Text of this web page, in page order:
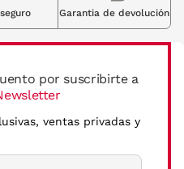
por suscribirte a
ventas privadas y
Garantia de devolución